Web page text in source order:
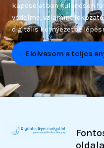
kapcsolatban különösen
védelme, valamint
digitális környezetbe
Elolvasom a teljes